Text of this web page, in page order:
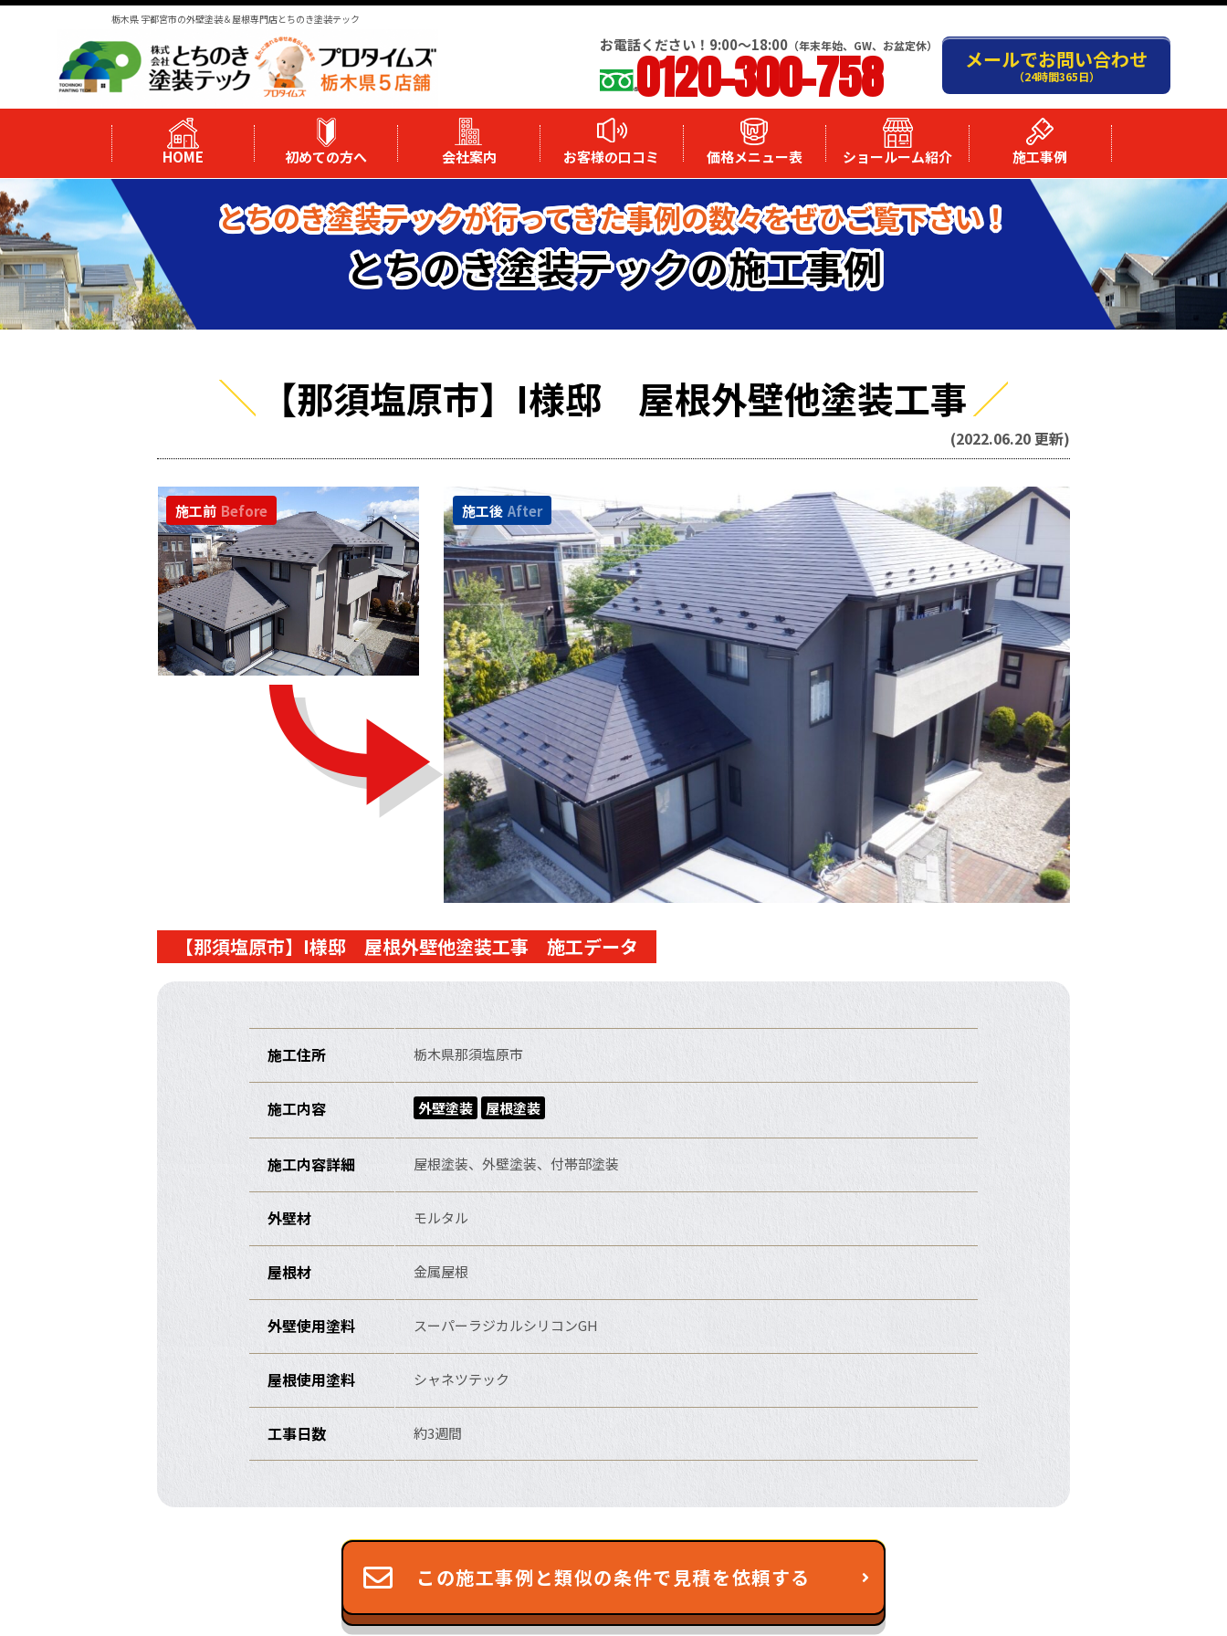
栃木県 宇都宮市の外壁塗装＆屋根専門店とちのき塗装テック
お電話ください！9:00～18:00 （年末年始、GW、お盆定休）
0120-300-758 メールでお問い合わせ
（24時間365日）
HOME 初めての方へ 会社案内 お客様の口コミ 価格メニュー表 ショールーム紹介 施工事例
とちのき塗装テックが行ってきた事例の数々をぜひご覧下さい！
とちのき塗装テックの施工事例
【那須塩原市】I様邸 屋根外壁他塗装工事
(2022.06.20 更新)
施工後 After
施工前 Before
【那須塩原市】I様邸 屋根外壁他塗装工事 施工データ
施工住所 栃木県那須塩原市
施工内容 外壁塗装 屋根塗装
施工内容詳細 屋根塗装、外壁塗装、付帯部塗装
外壁材 モルタル
屋根材 金属屋根
外壁使用塗料 スーパーラジカルシリコンGH
屋根使用塗料 シャネツテック
工事日数 約3週間
この施工事例と類似の条件で見積を依頼する